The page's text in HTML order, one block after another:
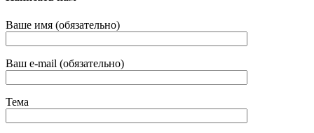
Ваше имя (обязательно)
Ваш e-mail (обязательно)
Тема